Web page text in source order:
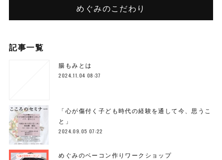
めぐみのこだわり
記事一覧
腸もみとは
2024.11.04 08:37
「心が傷付く子ども時代の経験を通して今、思うこ
と」
2024.09.05 07:22
めぐみのベーコン作りワークショップ